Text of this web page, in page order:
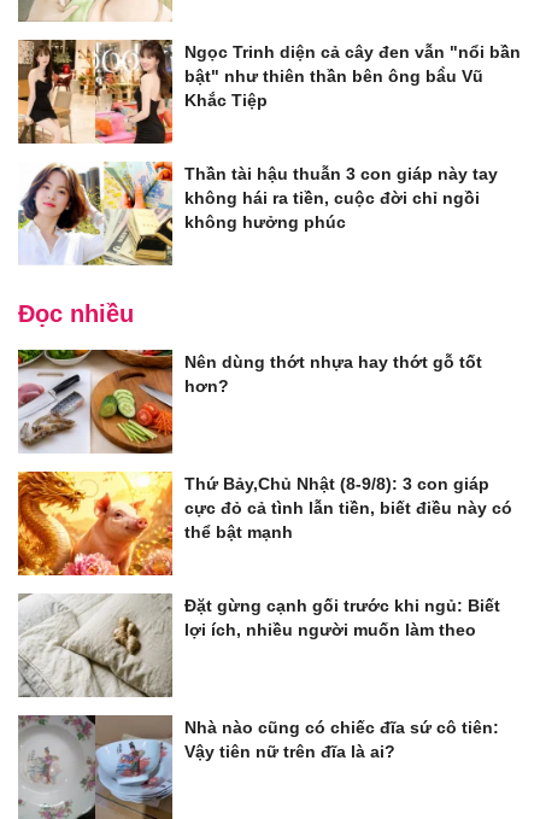
Ngọc Trinh diện cả cây đen vẫn "nổi bần
bật" như thiên thần bên ông bầu Vũ
Khắc Tiệp
Thần tài hậu thuẫn 3 con giáp này tay
không hái ra tiền, cuộc đời chỉ ngồi
không hưởng phúc
Đọc nhiều
Nên dùng thớt nhựa hay thớt gỗ tốt
hơn?
Thứ Bảy,Chủ Nhật (8-9/8): 3 con giáp
cực đỏ cả tình lẫn tiền, biết điều này có
thể bật mạnh
Đặt gừng cạnh gối trước khi ngủ: Biết
lợi ích, nhiều người muốn làm theo
Nhà nào cũng có chiếc đĩa sứ cô tiên:
Vậy tiên nữ trên đĩa là ai?